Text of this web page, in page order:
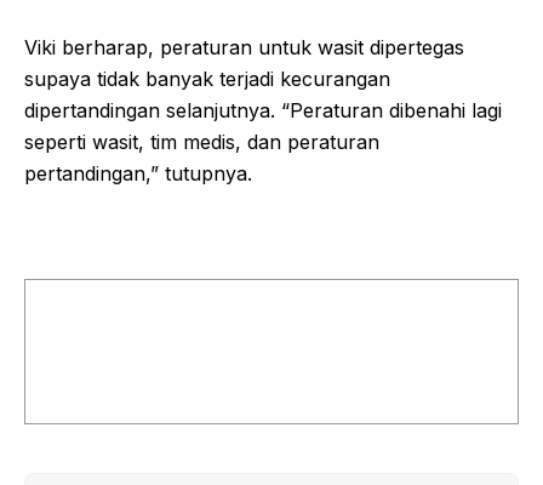
Viki berharap, peraturan untuk wasit dipertegas
supaya tidak banyak terjadi kecurangan
dipertandingan selanjutnya. “Peraturan dibenahi lagi
seperti wasit, tim medis, dan peraturan
pertandingan,” tutupnya.